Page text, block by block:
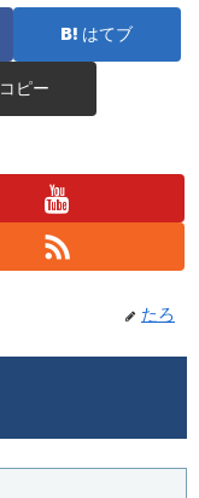
はてブ
コピー
たろ